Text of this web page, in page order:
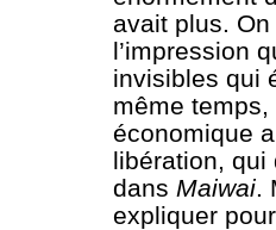
avait plus.
l’impression
invisibles qui
même temps,
économique
libération, qui
dans Maiwai.
expliquer